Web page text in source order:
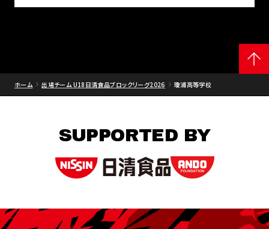
ホーム 出場チーム U18日清食品ブロックリーグ2026 瓊浦高等学校
SUPPORTED BY